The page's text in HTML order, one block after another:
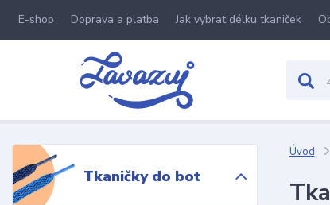
E-shop Doprava a platba Jak vybrat délku tkaniček
Tkaničky do bot
Úvod